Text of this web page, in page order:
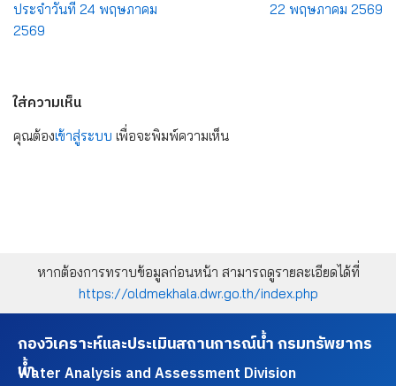
ประจำวันที่ 24 พฤษภาคม
2569
22 พฤษภาคม 2569
ใส่ความเห็น
คุณต้องเข้าสู่ระบบ เพื่อจะพิมพ์ความเห็น
หากต้องการทราบข้อมูลก่อนหน้า สามารถดูรายละเอียดได้ที่
https://oldmekhala.dwr.go.th/index.php
กองวิเคราะห์และประเมินสถานการณ์น้ำ กรมทรัพยากร
น้ำ
Water Analysis and Assessment Division